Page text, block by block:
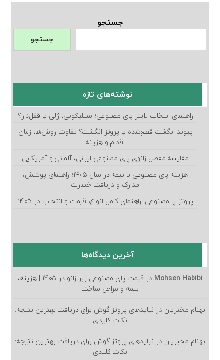
جستجو
جستجو
نوشته‌های تازه
راهنمای انتخاب لاینر پای مصنوعی؛ سیلیکونی، ژلی یا قفل‌دار؟
پیوند انگشت قطع‌شده یا پروتز انگشت؟ تفاوت روش‌ها، زمان
اقدام و هزینه
مقایسه مفصل زانوی پای مصنوعی ایرانی، آلمانی و آمریکایی
هزینه پای مصنوعی با بیمه در سال ۱۴۰۵؛ راهنمای پوشش،
مدارک و دریافت خسارت
پروتز پا مصنوعی: راهنمای کامل انواع، قیمت و انتخاب در ۱۴۰۵
آخرین دیدگاه‌ها
Mohsen Habibi در
قیمت پای مصنوعی زیر زانو در ۱۴۰۵ | هزینه،
بیمه و مراحل ساخت
بهنام مخبریان در نبایدهای پروتز گوش برای دریافت بهترین نتیجه:
نکات کلیدی
بهنام مخبریان در نبایدهای پروتز گوش برای دریافت بهترین نتیجه:
نکات کلیدی